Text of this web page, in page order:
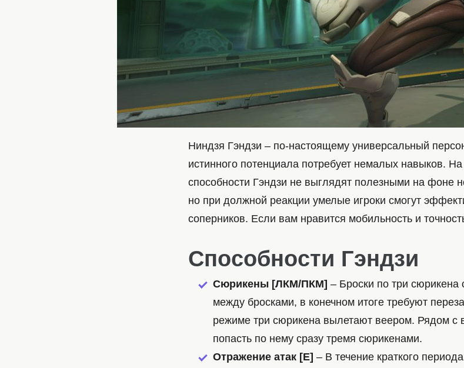
Ниндзя Гэндзи – по-настоящему универсальный
истинного потенциала потребует немалых навыков.
способности Гэндзи не выглядят полезными на фоне
но при должной реакции умелые игроки смогут
соперников. Если вам нравится мобильность и
Способности Гэндзи
Сюрикены [ЛКМ/ПКМ] – Броски по три
между бросками, в конечном итоге требуют
режиме три сюрикена вылетают веером. Рядом с
попасть по нему сразу тремя сюрикенами.
Отражение атак [E] – В течение краткого